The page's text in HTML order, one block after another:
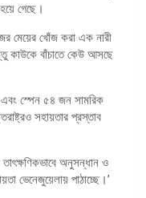
গেছে।
মেয়ের খোঁজ করা এক নারী
কাউকে বাঁচাতে কেউ আসছে
এবং স্পেন ৫৪ জন সামরিক
সহায়তার প্রস্তাব
তাৎক্ষণিকভাবে অনুসন্ধান ও
ভেনেজুয়েলায় পাঠাচ্ছে।’